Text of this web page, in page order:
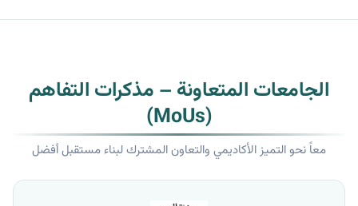
الجامعات المتعاونة – مذكرات التفاهم
(MoUs)
معاً نحو التميز الأكاديمي والتعاون المشترك لبناء مستقبل أفضل